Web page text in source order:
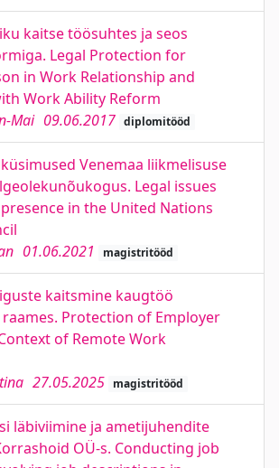
kaitse töösuhtes ja seos
Legal Protection for
in Work Relationship and
Work Ability Reform
Mai 09.06.2017 diplomitööd
Venemaa liikmelisuse
Legal issues
in the United Nations
01.06.2021 magistritööd
kaitsmine kaugtöö
Protection of Employer
of Remote Work
27.05.2025 magistritööd
läbiviimine ja ametijuhendite
OÜ-s. Conducting job